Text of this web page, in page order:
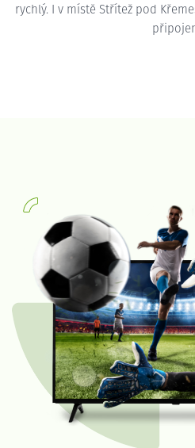
rychlý. I v místě Střítež pod